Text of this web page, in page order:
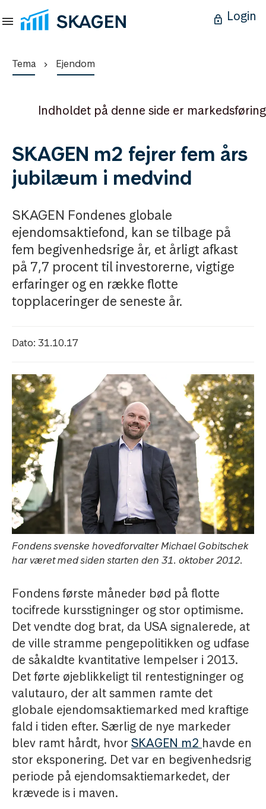
Login
Tema Ejendom
Indholdet på denne side er markedsføring
SKAGEN m2 fejrer fem års
jubilæum i medvind
SKAGEN Fondenes globale
ejendomsaktiefond, kan se tilbage på
fem begivenhedsrige år, et årligt afkast
på 7,7 procent til investorerne, vigtige
erfaringer og en række flotte
topplaceringer de seneste år.
Dato: 31.10.17
Fondens svenske hovedforvalter Michael Gobitschek
har været med siden starten den 31. oktober 2012.
Fondens første måneder bød på flotte
tocifrede kursstigninger og stor optimisme.
Det vendte dog brat, da USA signalerede, at
de ville stramme pengepolitikken og udfase
de såkaldte kvantitative lempelser i 2013.
Det førte øjeblikkeligt til rentestigninger og
valutauro, der alt sammen ramte det
globale ejendomsaktiemarked med kraftige
fald i tiden efter. Særlig de nye markeder
blev ramt hårdt, hvor SKAGEN m2 havde en
stor eksponering. Det var en begivenhedsrig
periode på ejendomsaktiemarkedet, der
krævede is i maven.